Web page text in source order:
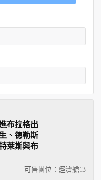
可售團位：經濟艙13
布拉格出
、德勒斯
萊斯與布